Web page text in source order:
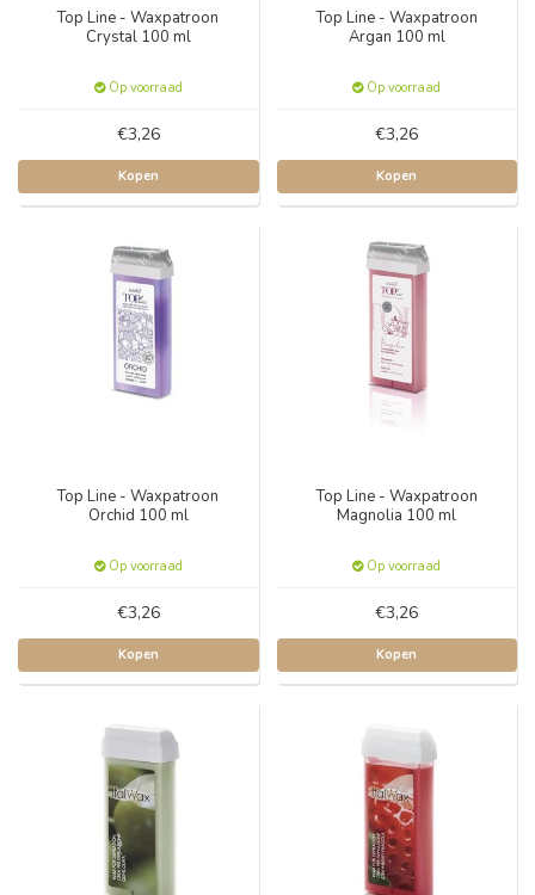
Top Line - Waxpatroon
Crystal 100 ml
Op voorraad
€3,26
Kopen
Top Line - Waxpatroon
Argan 100 ml
Op voorraad
€3,26
Kopen
Top Line - Waxpatroon
Orchid 100 ml
Op voorraad
€3,26
Kopen
Top Line - Waxpatroon
Magnolia 100 ml
Op voorraad
€3,26
Kopen